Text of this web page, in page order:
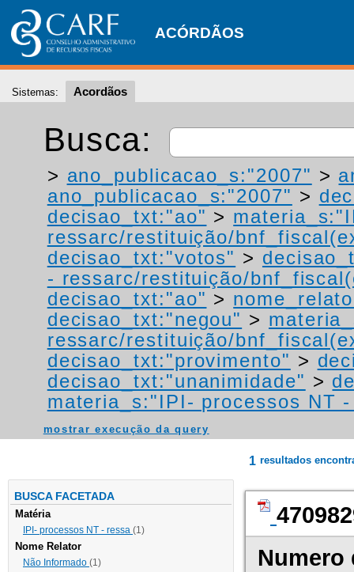
ACÓRDÃOS
Sistemas: Acordãos
Busca:
> ano_publicacao_s:"2007" >
ano_publicacao_s:"2007" >
decisao_txt:"ao" >
ressarc/restituição/
decisao_txt:"votos" >
- ressarc/restituição/
decisao_txt:"ao" >
decisao_txt:"negou" >
ressarc/restituição/
decisao_txt:"provimento" >
decisao_txt:"unanimidade" >
materia_s:"IPI- processos NT
mostrar execução da query
BUSCA FACETADA
Matéria
IPI- processos NT - ressa (1)
Nome Relator
Não Informado (1)
1 resultados
Numero